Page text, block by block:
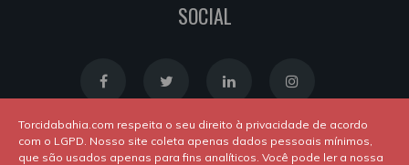
SOCIAL
Torcidabahia.com respeita o seu direito à privacidade de acordo
com o LGPD. Nosso site coleta apenas dados pessoais mínimos,
que são usados apenas para fins analíticos. Você pode ler a nossa